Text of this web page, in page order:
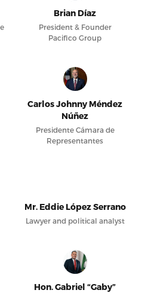
Brian Díaz
President & Founder
Pacifico Group
Carlos Johnny Méndez
Núñez
Presidente Cámara de
Representantes
Mr. Eddie López Serrano
Lawyer and political analyst
Hon. Gabriel “Gaby”